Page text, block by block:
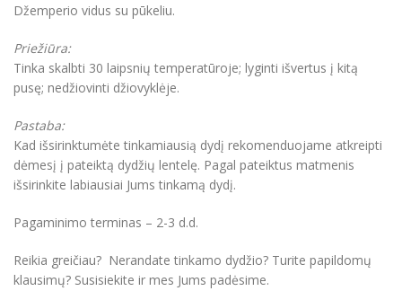
Džemperio vidus su pūkeliu.
Priežiūra:
Tinka skalbti 30 laipsnių temperatūroje; lyginti išvertus į kitą
pusę; nedžiovinti džiovyklėje.
Pastaba:
Kad išsirinktumėte tinkamiausią dydį rekomenduojame atkreipti
dėmesį į pateiktą dydžių lentelę. Pagal pateiktus matmenis
išsirinkite labiausiai Jums tinkamą dydį.
Pagaminimo terminas – 2-3 d.d.
Reikia greičiau? Nerandate tinkamo dydžio? Turite papildomų
klausimų? Susisiekite ir mes Jums padėsime.